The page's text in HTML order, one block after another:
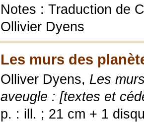
Notes : Traduction de
Ollivier Dyens
Les murs des
Olliver Dyens, Les
aveugle : [textes et
p. : ill. ; 21 cm + 1